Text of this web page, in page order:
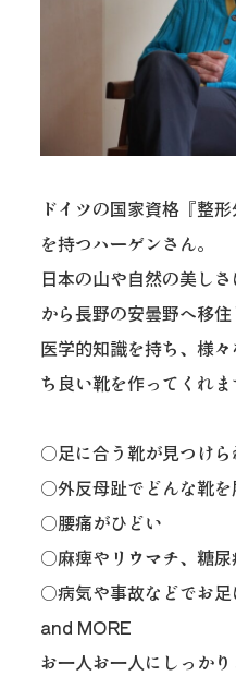
ドイツの国家資格『整
を持つハーゲンさん。
日本の山や自然の美し
から長野の安曇野へ移住
医学的知識を持ち、様
ち良い靴を作ってくれま
○足に合う靴が見つけら
○外反母趾でどんな靴を
○腰痛がひどい
○麻痺やリウマチ、糖尿
○病気や事故などでお足
and MORE
お一人お一人にしっか